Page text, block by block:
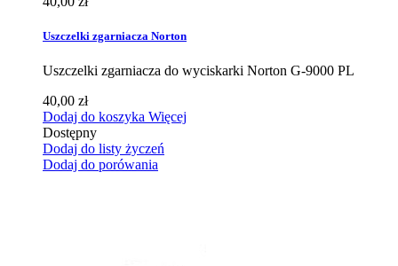
Uszczelki zgarniacza Norton
Uszczelki zgarniacza do wyciskarki Norton G-9000 PL
40,00 zł
Dodaj do koszyka Więcej
Dostępny
Dodaj do listy życzeń
Dodaj do porówania